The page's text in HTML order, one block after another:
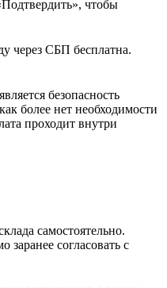
чтобы
через СБП бесплатна.
безопасность
более нет необходимости
проходит внутри
самостоятельно.
заранее согласовать с